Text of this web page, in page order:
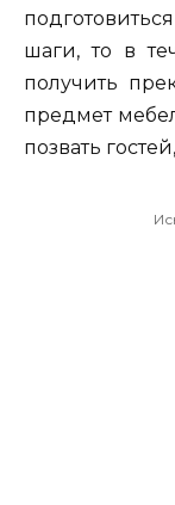
шаги, то в
получить
предмет
позвать